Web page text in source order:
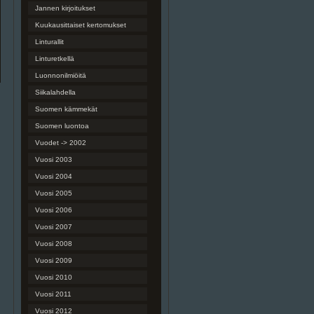
Jannen kirjoitukset
Kuukausittaiset kertomukset
Linturallit
Linturetkellä
Luonnonilmiöitä
Siikalahdella
Suomen kämmekät
Suomen luontoa
Vuodet -> 2002
Vuosi 2003
Vuosi 2004
Vuosi 2005
Vuosi 2006
Vuosi 2007
Vuosi 2008
Vuosi 2009
Vuosi 2010
Vuosi 2011
Vuosi 2012